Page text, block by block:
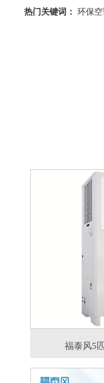
热门关键词： 环保空
福泰风5